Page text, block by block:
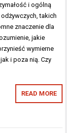
i ogólną
takich
znaczenie dla
jakie
wymierne
i poza nią. Czy
READ MORE